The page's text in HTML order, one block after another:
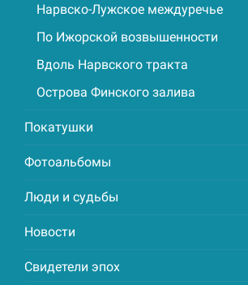
Нарвско-Лужское междуречье
По Ижорской возвышенности
Вдоль Нарвского тракта
Острова Финского залива
Покатушки
Фотоальбомы
Люди и судьбы
Новости
Свидетели эпох